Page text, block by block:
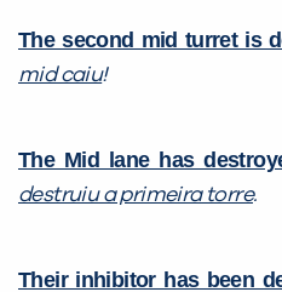
The second mid turret is
mid caiu!
The Mid lane has
destruiu a primeira torre.
Their inhibitor has been